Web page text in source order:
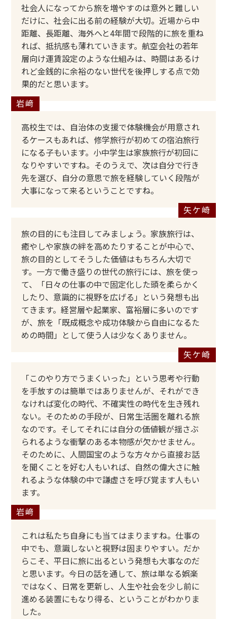
社会人になってから旅を増やすのは意外と難しい
だけに、社会に出る前の経験が大切。近場から中
距離、長距離、海外へと4年間で段階的に旅を重ね
れば、抵抗感も薄れていきます。航空会社の若年
層向け運賃設定のような仕組みは、時間はあるけ
れど金銭的に余裕のない世代を後押しする点で効
果的だと思います。
高校生では、自治体の支援で体験機会が用意され
るケースもあれば、修学旅行が初めての宿泊旅行
になる子もいます。小中学生は家族旅行が初回に
なりやすいですね。そのうえで、次は自分で行き
先を選び、自分の意思で旅を経験していく段階が
大事になって来るということですね。
旅の目的にも注目してみましょう。家族旅行は、
癒やしや家族の絆を高めたりすることが中心で、
旅の目的としてそうした価値はもちろん大切で
す。一方で働き盛りの世代の旅行には、旅を使っ
て、「日々の仕事の中で固定化した頭を柔らかく
したり、意識的に視野を広げる」という発想も出
てきます。経営層や起業家、富裕層に多いのです
が、旅を「既成概念や成功体験から自由になるた
めの時間」として使う人は少なくありません。
「このやり方でうまくいった」という思考や行動
を手放すのは簡単ではありませんが、それができ
なければ変化の時代、不確実性の時代を生き残れ
ない。そのための手段が、日常生活圏を離れる旅
なのです。そしてそれには自分の価値観が揺さぶ
られるような衝撃のある本物感が欠かせません。
そのために、人間国宝のような方々から直接お話
を聞くことを好む人もいれば、自然の偉大さに触
れるような体験の中で謙虚さを呼び覚ます人もい
ます。
これは私たち自身にも当てはまりますね。仕事の
中でも、意識しないと視野は固まりやすい。だか
らこそ、平日に旅に出るという発想も大事なのだ
と思います。今日の話を通して、旅は単なる娯楽
ではなく、日常を更新し、人生や社会を少し前に
進める装置にもなり得る、ということがわかりま
した。